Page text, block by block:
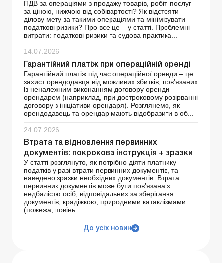
ПДВ за операціями з продажу товарів, робіт, послуг
за ціною, нижчою від собівартості? Як відстояти
ділову мету за такими операціями та мінімізувати
податкові ризики? Про все це – у статті. Проблемні
витрати: податкові ризики та судова практика...
14.07.2026
Гарантійний платіж при операційній оренді
Гарантійний платіж під час операційної оренди – це
захист орендодавця від можливих збитків, пов’язаних
із неналежним виконанням договору оренди
орендарем (наприклад, при достроковому розірванні
договору з ініціативи орендаря). Розглянемо, як
орендодавець та орендар мають відобразити в об...
24.07.2026
Втрата та відновлення первинних
документів: покрокова інструкція + зразки
У статті розглянуто, як потрібно діяти платнику
податків у разі втрати первинних документів, та
наведено зразки необхідних документів. Втрата
первинних документів може бути пов’язана з
недбалістю осіб, відповідальних за зберігання
документів, крадіжкою, природними катаклізмами
(пожежа, повінь ...
До усіх новин